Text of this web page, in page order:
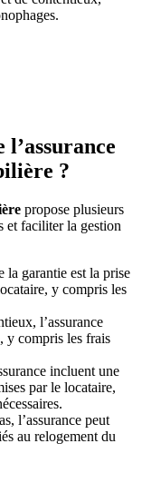
l’assurance
?
propose plusieurs
et faciliter la gestion
garantie est la prise
y compris les
l’assurance
y compris les frais
incluent une
par le locataire,
l’assurance peut
au relogement du